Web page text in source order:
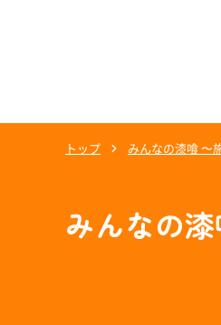
トップ みんなの漆喰 〜
みんなの